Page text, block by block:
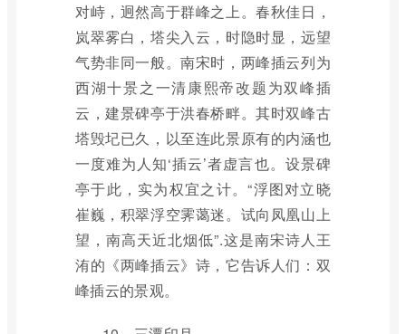
对峙，迥然高于群峰之上。春秋佳日，
岚翠雾白，塔尖入云，时隐时显，远望
气势非同一般。南宋时，两峰插云列为
西湖十景之一清康熙帝改题为双峰插
云，建景碑亭于洪春桥畔。其时双峰古
塔毁圮已久，以至连此景原有的内涵也
一度难为人知‘插云’者虚言也。设景碑
亭于此，实为权宜之计。“浮图对立晓
崔巍，积翠浮空霁蔼迷。试向凤凰山上
望，南高天近北烟低”.这是南宋诗人王
洧的《两峰插云》诗，它告诉人们：双
峰插云的景观。